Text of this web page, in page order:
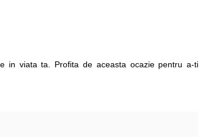
in viata ta. Profita de aceasta ocazie pentru a-ti